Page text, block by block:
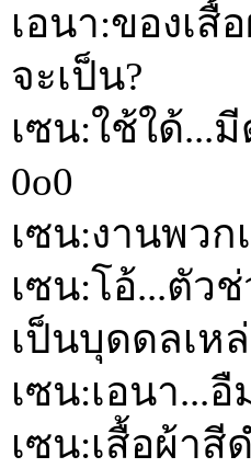
เอนา:ของเสื้
จะเป็น?
เซน:ใช้ใด้...
0o0
เซน:งานพวก
เซน:โอ้...ตัว
เป็นบุดดลเห
เซน:เอนา...
เซน:เสื้อผ้าสี